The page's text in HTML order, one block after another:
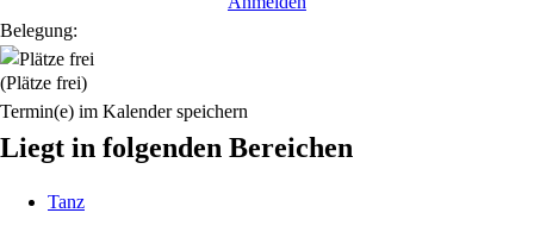
Belegung:
(Plätze frei)
Termin(e) im Kalender speichern
Liegt in folgenden Bereichen
Tanz